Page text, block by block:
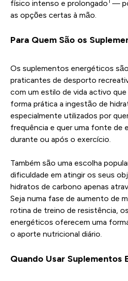
físico intenso e prolongado —
as opções certas à mão.
Para Quem São os
Os suplementos energéticos
praticantes de desporto
com um estilo de vida activo que
forma prática a ingestão de
especialmente utilizados por
frequência e quer uma fonte de
durante ou após o exercício.
Também são uma escolha
dificuldade em atingir os seus
hidratos de carbono apenas
Seja numa fase de aumento de
rotina de treino de resistência,
energéticos oferecem uma
o aporte nutricional diário.
Quando Usar Suplementos